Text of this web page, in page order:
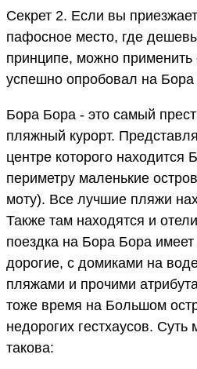
Секрет 2. Если вы
пафосное место, где
принципе, можно применить
успешно опробовал на
Бора Бора - это самый
пляжный курорт.
центре которого находится
периметру маленькие
моту). Все лучшие пляжи
Также там находятся и
поездка на Бора Бора
дорогие, с домиками на
пляжами и прочими
тоже время на Большом
недорогих гестхаусов.
такова: